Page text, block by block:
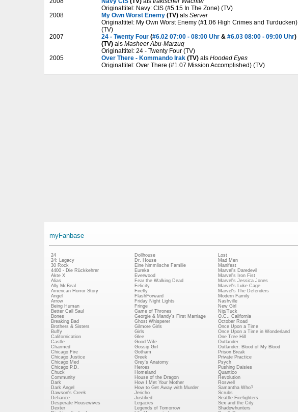
Originaltitel: Navy: CIS (#5.15 In The Zone) (TV)
2008
My Own Worst Enemy (TV) als Server
Originaltitel: My Own Worst Enemy (#1.06 High Crimes and Turducken)
(TV)
2007
24 - Twenty Four (#6.02 07:00 - 08:00 Uhr & #6.03 08:00 - 09:00 Uhr)
(TV) als Masheer Abu-Marzuq
Originaltitel: 24 - Twenty Four (TV)
2005
Over There - Kommando Irak (TV) als Hooded Eyes
Originaltitel: Over There (#1.07 Mission Accomplished) (TV)
myFanbase
24
24: Legacy
30 Rock
4400 - Die Rückkehrer
Akte X
Alias
Ally McBeal
American Horror Story
Angel
Arrow
Being Human
Better Call Saul
Bones
Breaking Bad
Brothers & Sisters
Buffy
Californication
Castle
Charmed
Chicago Fire
Chicago Justice
Chicago Med
Chicago P.D.
Chuck
Community
Dark
Dark Angel
Dawson's Creek
Defiance
Desperate Housewives
Dexter
Dollhouse
Dr. House
Eine himmlische Familie
Eureka
Everwood
Fear the Walking Dead
Felicity
Firefly
FlashForward
Friday Night Lights
Fringe
Game of Thrones
Georgie & Mandy's First Marriage
Ghost Whisperer
Gilmore Girls
Girls
Glee
Good Wife
Gossip Girl
Gotham
Greek
Grey's Anatomy
Heroes
Homeland
House of the Dragon
How I Met Your Mother
How to Get Away with Murder
Jericho
Justified
Legacies
Legends of Tomorrow
Lost
Mad Men
Manifest
Marvel's Daredevil
Marvel's Iron Fist
Marvel's Jessica Jones
Marvel's Luke Cage
Marvel's The Defenders
Modern Family
Nashville
New Girl
Nip/Tuck
O.C., California
October Road
Once Upon a Time
Once Upon a Time in Wonderland
One Tree Hill
Outlander
Outlander: Blood of My Blood
Prison Break
Private Practice
Psych
Pushing Daisies
Quantico
Revolution
Roswell
Samantha Who?
Scrubs
Seattle Firefighters
Sex and the City
Shadowhunters